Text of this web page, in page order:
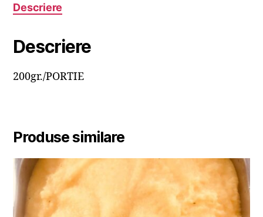
Descriere
Descriere
200gr./PORTIE
Produse similare